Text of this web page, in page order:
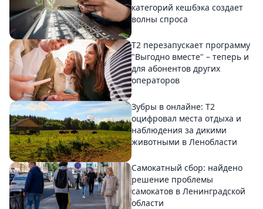
категорий кешбэка создает
волны спроса
Т2 перезапускает программу
"Выгодно вместе" – теперь и
для абонентов других
операторов
Зубры в онлайне: Т2
оцифровал места отдыха и
наблюдения за дикими
животными в Ленобласти
Самокатный сбор: найдено
решение проблемы
самокатов в Ленинградской
области